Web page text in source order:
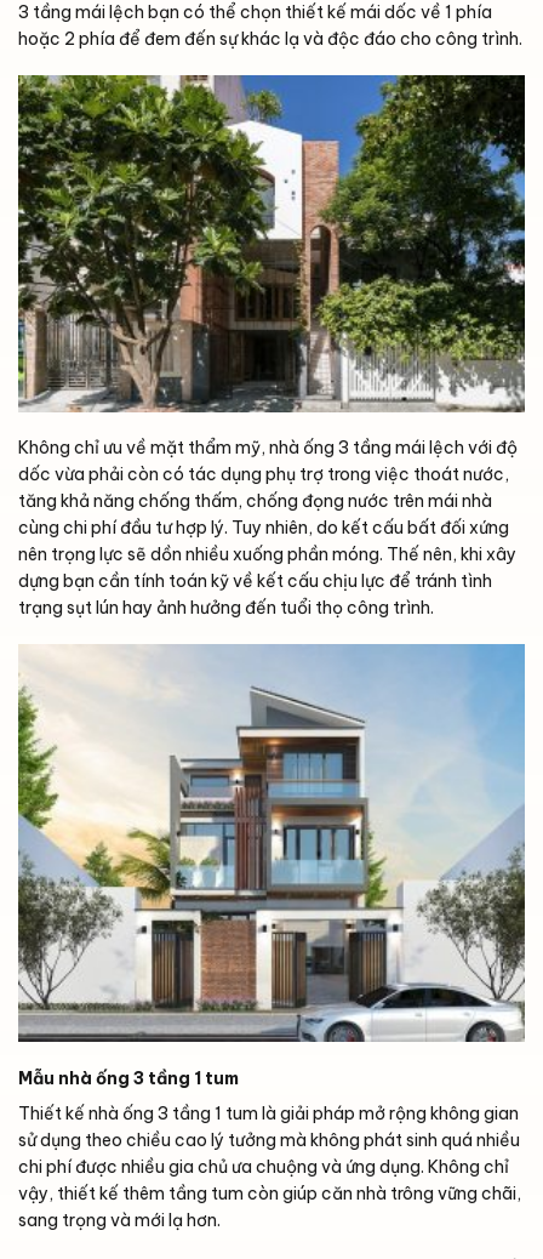
3 tầng mái lệch bạn có thể chọn thiết kế mái dốc về 1 phía
hoặc 2 phía để đem đến sự khác lạ và độc đáo cho công trình.
Không chỉ ưu về mặt thẩm mỹ, nhà ống 3 tầng mái lệch với độ
dốc vừa phải còn có tác dụng phụ trợ trong việc thoát nước,
tăng khả năng chống thấm, chống đọng nước trên mái nhà
cùng chi phí đầu tư hợp lý. Tuy nhiên, do kết cấu bất đối xứng
nên trọng lực sẽ dồn nhiều xuống phần móng. Thế nên, khi xây
dựng bạn cần tính toán kỹ về kết cấu chịu lực để tránh tình
trạng sụt lún hay ảnh hưởng đến tuổi thọ công trình.
Mẫu nhà ống 3 tầng 1 tum
Thiết kế nhà ống 3 tầng 1 tum là giải pháp mở rộng không gian
sử dụng theo chiều cao lý tưởng mà không phát sinh quá nhiều
chi phí được nhiều gia chủ ưa chuộng và ứng dụng. Không chỉ
vậy, thiết kế thêm tầng tum còn giúp căn nhà trông vững chãi,
sang trọng và mới lạ hơn.